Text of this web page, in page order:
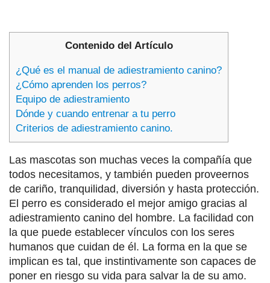
Contenido del Artículo
¿Qué es el manual de adiestramiento canino?
¿Cómo aprenden los perros?
Equipo de adiestramiento
Dónde y cuando entrenar a tu perro
Criterios de adiestramiento canino.
Las mascotas son muchas veces la compañía que
todos necesitamos, y también pueden proveernos
de cariño, tranquilidad, diversión y hasta protección.
El perro es considerado el mejor amigo gracias al
adiestramiento canino del hombre. La facilidad con
la que puede establecer vínculos con los seres
humanos que cuidan de él. La forma en la que se
implican es tal, que instintivamente son capaces de
poner en riesgo su vida para salvar la de su amo.